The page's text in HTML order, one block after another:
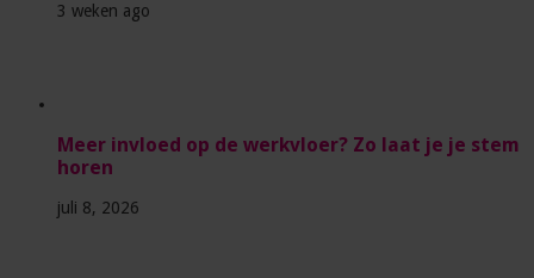
3 weken ago
Meer invloed op de werkvloer? Zo laat je je stem
horen
juli 8, 2026